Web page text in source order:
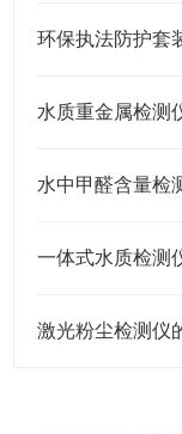
环保执法防护套
水质重金属检测
水中甲醛含量检
一体式水质检测
激光粉尘检测仪